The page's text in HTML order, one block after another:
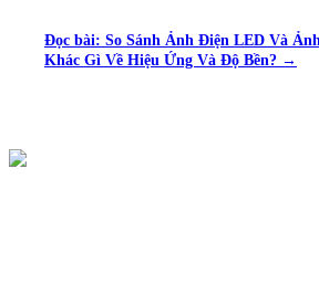
Đọc bài: So Sánh Ảnh Điện LED Và
Khác Gì Về Hiệu Ứng Và Độ Bền? →